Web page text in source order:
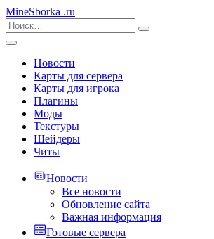
MineSborka .ru
Новости
Карты для сервера
Карты для игрока
Плагины
Моды
Текстуры
Шейдеры
Читы
Новости
Все новости
Обновление сайта
Важная информация
Готовые сервера